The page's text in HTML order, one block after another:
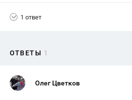
1 ответ
ОТВЕТЫ 1
Олег Цветков